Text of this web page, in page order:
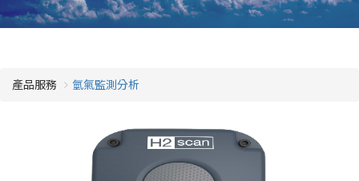
產品服務 氫氣監測分析